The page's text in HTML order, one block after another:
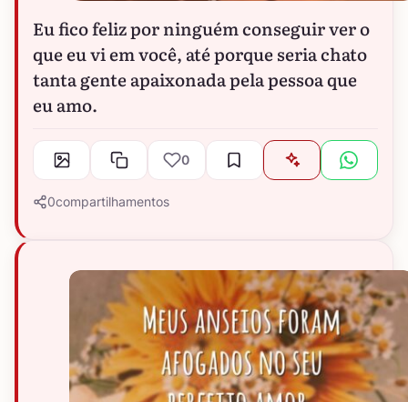
Eu fico feliz por ninguém conseguir ver o
que eu vi em você, até porque seria chato
tanta gente apaixonada pela pessoa que
eu amo.
0
0compartilhamentos